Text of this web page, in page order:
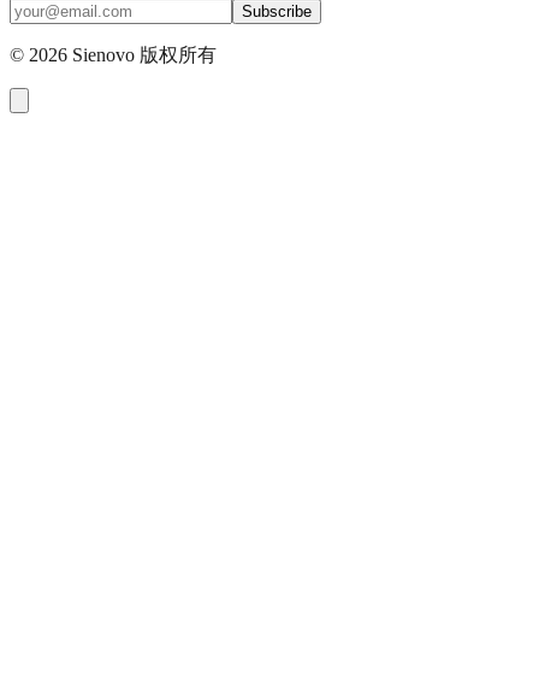
Subscribe
© 2026 Sienovo 版权所有